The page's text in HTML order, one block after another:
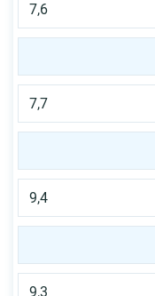
7,6
7,7
9,4
9,3